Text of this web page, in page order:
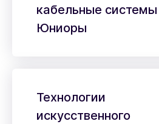
кабельные
Юниоры
Технологии
искусственного